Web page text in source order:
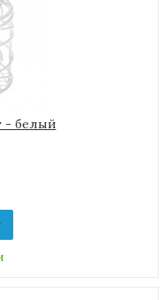
- белый